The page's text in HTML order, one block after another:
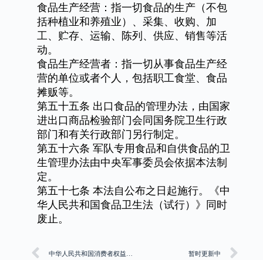
食品生产经营：指一切食品的生产（不包
括种植业和养殖业）、采集、收购、加
工、贮存、运输、陈列、供应、销售等活
动。
食品生产经营者：指一切从事食品生产经
营的单位或者个人，包括职工食堂、食品
摊贩等。
第五十五条 出口食品的管理办法，由国家
进出口商品检验部门会同国务院卫生行政
部门和有关行政部门另行制定。
第五十六条 军队专用食品和自供食品的卫
生管理办法由中央军事委员会依据本法制
定。
第五十七条 本法自公布之日起施行。《中
华人民共和国食品卫生法（试行）》同时
废止。
暂时更新中